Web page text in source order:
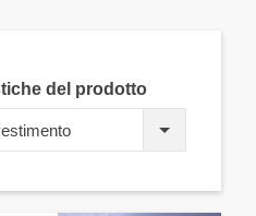
del prodotto